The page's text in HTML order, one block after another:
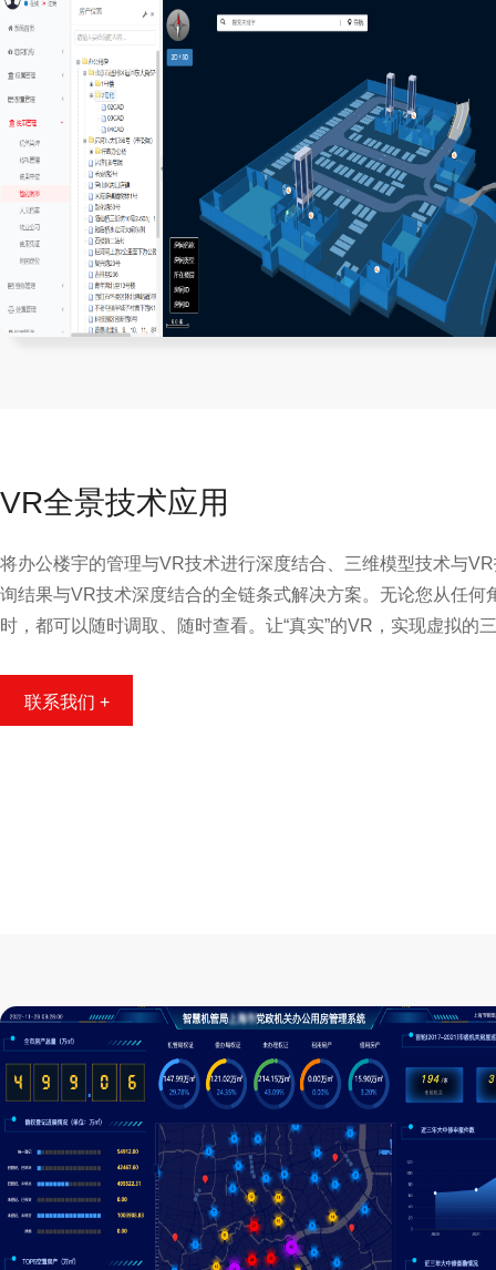
VR全景技术应用
将办公楼宇的管理与VR技术进行深度结合、三维模型技术与
询结果与VR技术深度结合的全链条式解决方案。无论您从任何
时，都可以随时调取、随时查看。让“真实”的VR，实现虚拟的
联系我们 +